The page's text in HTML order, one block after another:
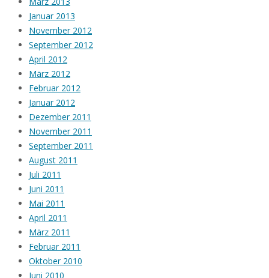
Januar 2013
November 2012
September 2012
April 2012
März 2012
Februar 2012
Januar 2012
Dezember 2011
November 2011
September 2011
August 2011
Juli 2011
Juni 2011
Mai 2011
April 2011
März 2011
Februar 2011
Oktober 2010
Juni 2010